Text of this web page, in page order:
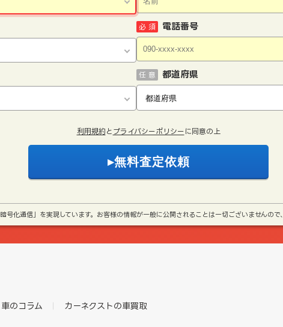
電話番号
必 須
都道府県
任 意
利用規約 と プライバシーポリシー に同意の上
号化通信」を実現しています。お客様の情報が一般に公開されることは一切ございませんの
車のコラム カーネクストの車買取